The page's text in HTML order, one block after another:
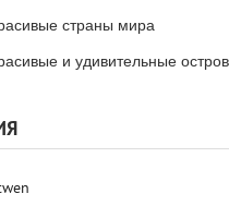
страны мира
и удивительные